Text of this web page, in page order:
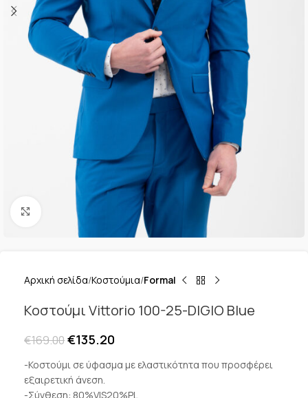
Κλικ για μεγέθυνση
Αρχική σελίδα Κοστούμια Formal
Κοστούμι Vittorio 100-25-DIGIO Blue
€169.00€135.20
-Κοστούμι σε ύφασμα με ελαστικότητα που προσφέρει
εξαιρετική άνεση.
-Σύνθεση: 80%VIS20%PL